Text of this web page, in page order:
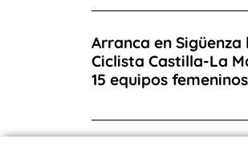
Arranca en Sigüenza
Ciclista Castilla-La
15 equipos femeninos